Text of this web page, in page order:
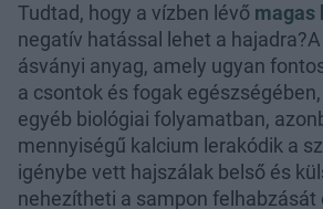
Tudtad, hogy a vízben lévő magas
negatív hatással lehet a
ásványi anyag, amely ugyan
a csontok és fogak
egyéb biológiai folyamatban,
mennyiségű kalcium lerakódik a
igénybe vett hajszálak belső és
nehezítheti a sampon felhabzását